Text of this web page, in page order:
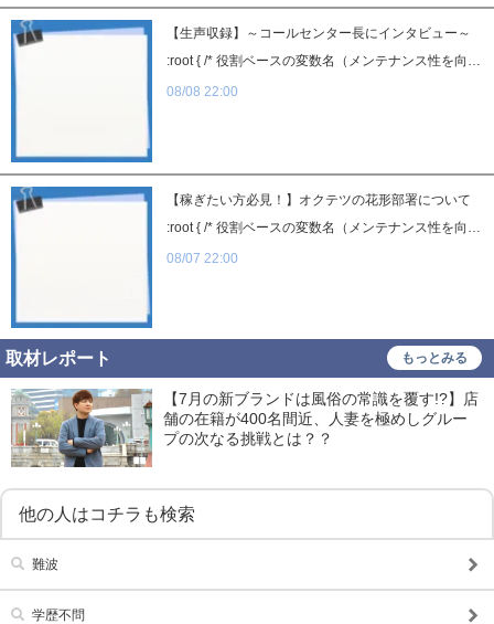
【生声収録】～コールセンター長にインタビュー～
:root { /* 役割ベースの変数名（メンテナンス性を向上） */ --color-base: #020617; --color-text-gray: #334155; --color-sub-text: #64748b; --accent-primary: #2563eb; /* メインの青 */ --accent-secondary: #3b82f6; /* 明るい青 */ --accent-tertiary: #06b6d4; /* 水色 */ --bg-page: #f8fafc; --bg-card: #ffffff; } body { margin: 0; background: var(--bg-page); font-family: -apple-system, BlinkMacSystemFont, "Segoe UI", "Hiragino Kaku Gothic ProN", Meiryo, sans-serif; color: var(--color-base); line-height: 1.6; } .wrap { max-width: 820px; margin: 60px auto; padding: 64px 56px; background: var(--bg-card); border-radius: 18px; box-shadow: 0 20px 40px rgba(0,0,0,0.08); position: relative; overflow: hidden; } /* 上部のグラデーションライン */ .wrap::before { content: ""; position: absolute; top: 0; left: 0; height: 8px; width: 100%; background: linear-gradient( 90deg, var(--accent-primary), var(--accent-secondary), var(--accent-tertiary) ); } .date { font-size: 14px; color: var(--color-sub-text); margin-bottom: 24px; letter-spacing: .1em; font-weight: 600; } h1 { font-size: clamp(28px, 5vw, 42px); font-weight: 900; line-height: 1.3; margin: 0 0 40px; letter-spacing: -0.02em; } /* 2本線メッセージ */ .message { margin: 60px 0 10px; padding-left: 32px; font-size: clamp(20px, 4vw, 28px); font-weight: 900; line-height: 1.4; color: var(--color-base); position: relative; } .message::before, .message::after { content: ""; position: absolute; left: 0; top: 0; height: 100%; width: 4px; border-radius: 2px; } .message::before { background: var(--accent-primary); } .message::after { left: 10px; background: var(--accent-secondary); } .blog-text { color: var(--color-base); font-size: 17px; line-height: 1.9; margin-top: 0; padding-bottom: 20px; } /* 最後の応募セクション（視覚的に強調） */ .section { margin-top: 80px; padding: 40px; background: #f1f5f9; border-radius: 12px; } .section h2 { font-size: 24px; margin-top: 0; color: var(--accent-primary); font-weight: 900; } .section p { font-size: 17px; margin-bottom: 0; color: var(--color-text-gray); } .section strong { display: block; margin-top: 20px; padding: 24px; background: #fff; border: 2px solid var(--accent-primary); border-radius: 8px; color: var(--accent-primary); font-size: 18px; line-height: 1.8; } footer { margin-top: 64px; text-align: center; font-size: 13px; color: var(--color-sub-text); letter-spacing: .08em; } /* スマホ表示向け調整 */ @media (max-width: 600px) { .wrap { margin: 20px 10px; padding: 40px 24px; } .message { margin: 40px 0 8px; } .section { padding: 24px; } .section strong { padding: 16px; font-size: 16px; } } 1日の電話が180本超え⁉ コールセンター長にインタビュー！ Q1.コールセンターのお仕事とは？ コールセンターはオクテツの心臓部です。 毎日たくさんのお客様から、バリバリお問い合わせ頂きます。 お店の第一印象を決める大切なポジションだからこそ、やりがいも十分です。 Q2.どんな人を求めていますか？ 求職者の方にメッセージ 求めているのは、 「やってみたい」という気持ちと、前向きなヤル気、そして元気がある方です。 未経験の方でも、しっかりとしたサポート体制があるので 安心してスタート出来ます。 「人と話すのは好きだけど、人見知りで接客業は不安…」 「サービス業に興味はあるけど、対面はちょっと苦手…」 そんな僕は、私は…と悩んでいた方にこそピッタリなのが当店です。 当店のサービスは、基本的に電話1本で完結するサービス業。 顔を合わせることはありません。 落ち着いた環境で、自分のペースでお仕事ができます。 電話対応が中心なので、対面接客が苦手な方にはまさにもってこい。 言葉だけでお客様をサポートし、安心と期待を届けるお仕事です。 あなたの声、あなたの受付対応が、 夜の男性にワクワクや癒し、そして幸せな時間を届けます。 誰かを喜ばせる実感を、ここで一緒に味わってみませんか？ 最後に 関西でNo.1の待遇と自負しております。 新店舗展開を一緒にして頂ける経験者の方、自分の能力を試したい方、とにかく稼ぎたい方ご応募お待ちしております！ 電話：0120-117-945 LINEID：＠959bizgg ※24時間対応可能！ © 2026 OKUTETSU KANSAI
08/08 22:00
【稼ぎたい方必見！】オクテツの花形部署について
08/07 22:00
取材レポート もっとみる
【7月の新ブランドは風俗の常識を覆す!?】店
舗の在籍が400名間近、人妻を極めしグルー
プの次なる挑戦とは？？
他の人はコチラも検索
難波
学歴不問